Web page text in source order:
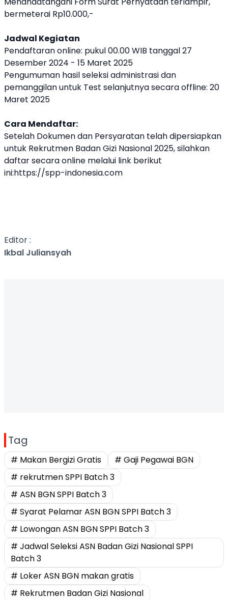
bermeterai Rp10.000,-
Jadwal Kegiatan
Pendaftaran online: pukul 00.00 WIB tanggal 27
Desember 2024 - 15 Maret 2025
Pengumuman hasil seleksi administrasi dan
pemanggilan untuk Test selanjutnya secara offline: 20
Maret 2025
Cara Mendaftar:
Setelah Dokumen dan Persyaratan telah dipersiapkan
untuk Rekrutmen Badan Gizi Nasional 2025, silahkan
daftar secara online melalui link berikut
ini:https://spp-indonesia.com
Editor :
Ikbal Juliansyah
Tag
# Makan Bergizi Gratis
# Gaji Pegawai BGN
# rekrutmen SPPI Batch 3
# ASN BGN SPPI Batch 3
# Syarat Pelamar ASN BGN SPPI Batch 3
# Lowongan ASN BGN SPPI Batch 3
# Jadwal Seleksi ASN Badan Gizi Nasional SPPI
Batch 3
# Loker ASN BGN makan gratis
# Rekrutmen Badan Gizi Nasional